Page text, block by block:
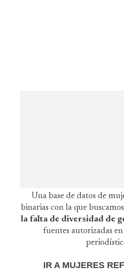
Una base de datos de
binarias con la que
la falta de diversidad de
fuentes autorizadas
IR A MUJERES